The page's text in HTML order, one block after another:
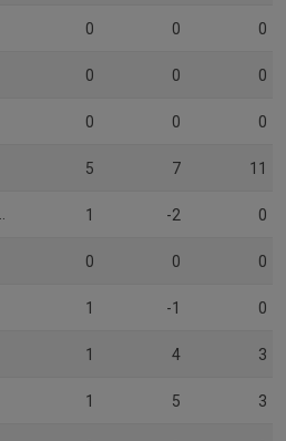
0 0 0
0 0 0
0 0 0
5 7 11
1 -2 0
0 0 0
1 -1 0
1 4 3
1 5 3